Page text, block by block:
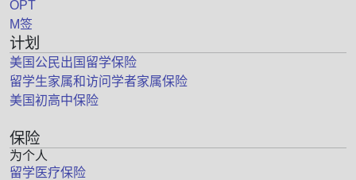
OPT
M签
计划
美国公民出国留学保险
留学生家属和访问学者家属保险
美国初高中保险
保险
为个人
留学医疗保险